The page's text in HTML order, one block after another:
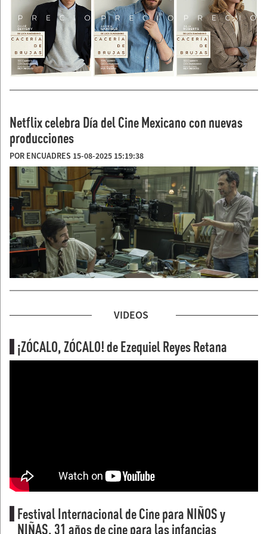
Netflix celebra Día del Cine Mexicano con nuevas
producciones
POR ENCUADRES 15-08-2025 15:19:38
VIDEOS
¡ZÓCALO, ZÓCALO! de Ezequiel Reyes Retana
Festival Internacional de Cine para NIÑOS y
NIÑAS, 31 años de cine para las infancias